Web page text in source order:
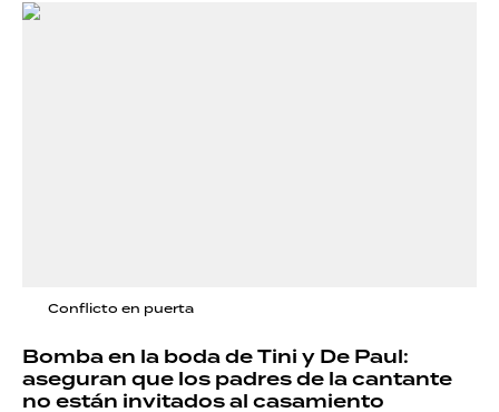
Conflicto en puerta
Bomba en la boda de Tini y De Paul:
aseguran que los padres de la cantante
no están invitados al casamiento